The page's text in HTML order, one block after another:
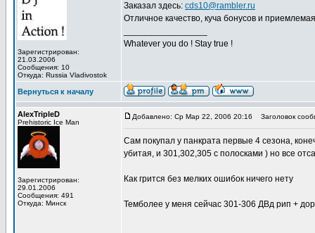
Зарегистрирован:
21.03.2006
Сообщения: 10
Откуда: Russia Vladivostok
Заказал здесь: cds10@rambler.ru
Отличное качество, куча бонусов и
Whatever you do ! Stay true !
Вернуться к началу
AlexTripleD
Prehistoric Ice Man
Зарегистрирован:
29.01.2006
Сообщения: 491
Откуда: Минск
Добавлено: Ср Мар 22, 2006 20:16 Заголовок
Сам покупал у панкрата первые 4 сезона,
убитая, и 301,302,305 с полосками ) но все
Как грится без мелких ошибок ничего нету
Темболее у меня сейчас 301-306 ДВд рип +